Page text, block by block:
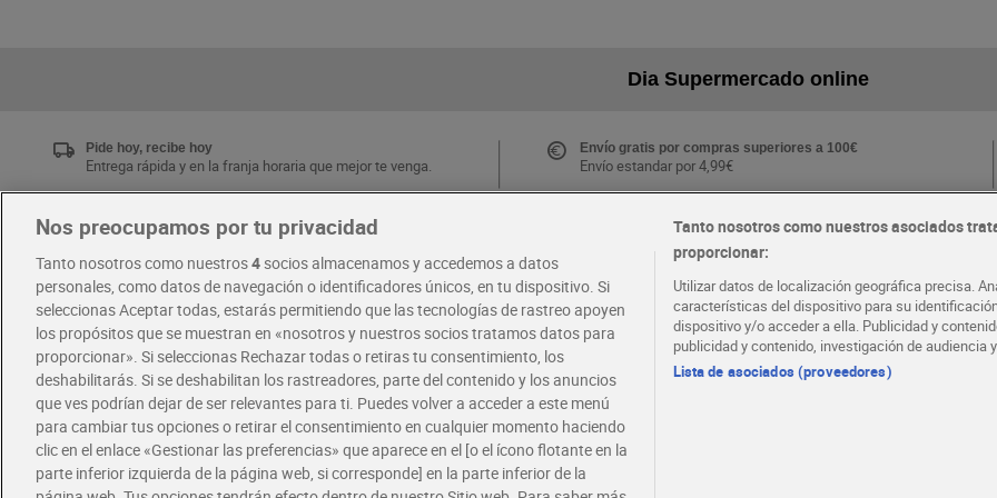
Dia Supermercado online
Pide hoy, recibe hoy
Entrega rápida y en la franja horaria que mejor te venga.
Envío gratis por compras superiores a 100€
Envío estandar por 4,99€
Disfruta las ventajas y ofertas exclusivas.
Descárgate la APP Dia
Folletos y Tiendas
cercana
RECETAS · COMER MEJOR CADA DIA · EMPLEO
Nos preocupamos por tu privacidad
Tanto nosotros como nuestros4socios almacenamos y accedemos a datos
personales, como datos de navegación o identificadores únicos, en tu dispositivo. Si
seleccionas Aceptar todas, estarás permitiendo que las tecnologías de rastreo apoyen
los propósitos que se muestran en «nosotros y nuestros socios tratamos datos para
proporcionar». Si seleccionas Rechazar todas o retiras tu consentimiento, los
deshabilitarás. Si se deshabilitan los rastreadores, parte del contenido y los anuncios
que ves podrían dejar de ser relevantes para ti. Puedes volver a acceder a este menú
para cambiar tus opciones o retirar el consentimiento en cualquier momento haciendo
clic en el enlace «Gestionar las preferencias» que aparece en el [o el ícono flotante en la
parte inferior izquierda de la página web, si corresponde] en la parte inferior de la
Tanto nosotros como nuestros asociados
proporcionar:
Utilizar datos de localización geográfica precisa.
características del dispositivo para su
dispositivo y/o acceder a ella. Publicidad y
publicidad y contenido, investigación de audiencia
Lista de asociados (proveedores)